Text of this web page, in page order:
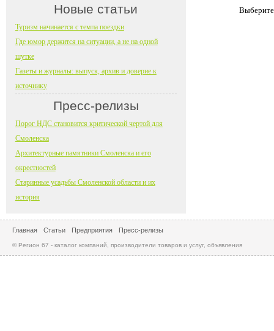
Новые статьи
Туризм начинается с темпа поездки
Где юмор держится на ситуации, а не на одной
шутке
Газеты и журналы: выпуск, архив и доверие к
источнику
Пресс-релизы
Порог НДС становится критической чертой для
Смоленска
Архитектурные памятники Смоленска и его
окрестностей
Старинные усадьбы Смоленской области и их
история
Главная Статьи Предприятия Пресс-релизы
© Регион 67 - каталог компаний, производители товаров и услуг, объявления